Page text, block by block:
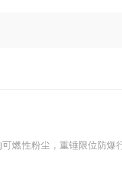
燃性粉尘，重锤限位防